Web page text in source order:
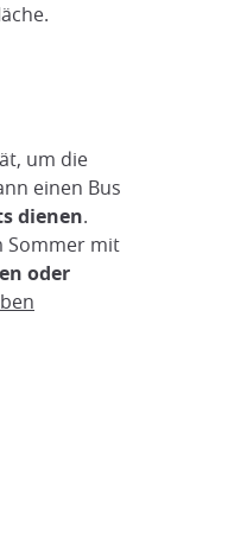
um die
einen Bus
dienen.
Sommer mit
oder